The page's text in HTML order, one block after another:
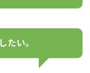
たい。